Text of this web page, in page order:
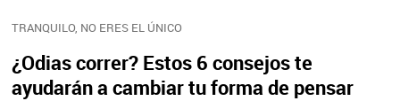
TRANQUILO, NO ERES EL ÚNICO
¿Odias correr? Estos 6 consejos te
ayudarán a cambiar tu forma de pensar